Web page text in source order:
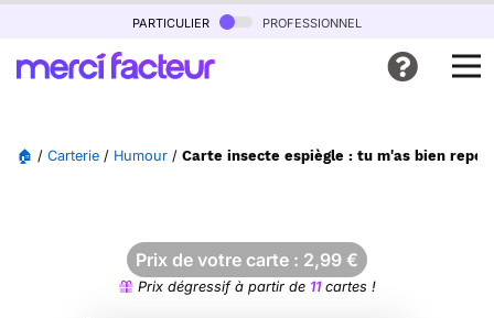
particulier professionnel
🏠 / Carterie / Humour / Carte insecte espiègle : tu m'as bien
Prix de votre carte : 2,99 €
Prix dégressif à partir de 11cartes !